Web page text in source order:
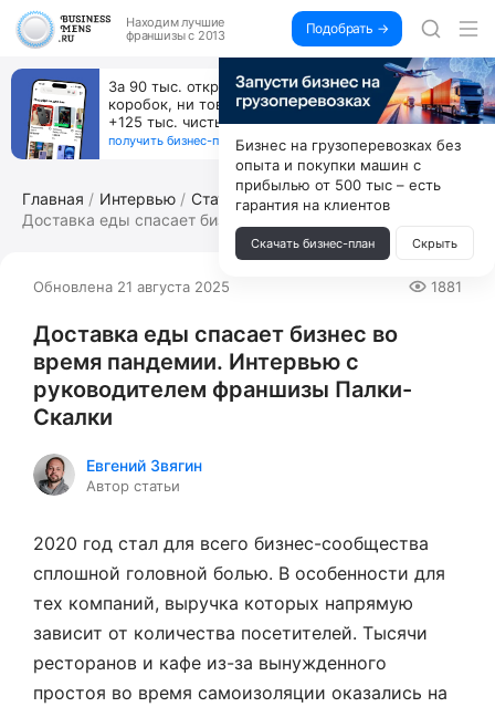
Находим лучшие
франшизы с 2013
Подобрать →
За 90 тыс. открой магазин на Авито, дома ни
коробок, ни товара, ни склада, зато каждый месяц
+125 тыс. чистыми
получить бизнес-план ↓
Главная Интервью
Статьи по франчайзингу
Доставка еды спасает бизнес во время ...
Обновлена 21 августа 2025 1881
Доставка еды спасает бизнес во
время пандемии. Интервью с
руководителем франшизы Палки-
Скалки
Евгений Звягин
Автор статьи
2020 год стал для всего бизнес-сообщества
сплошной головной болью. В особенности для
тех компаний, выручка которых напрямую
зависит от количества посетителей. Тысячи
ресторанов и кафе из-за вынужденного
простоя во время самоизоляции оказались на
Бизнес на грузоперевозках без
опыта и покупки машин с
прибылью от 500 тыс – есть
гарантия на клиентов
Скачать бизнес-план Скрыть